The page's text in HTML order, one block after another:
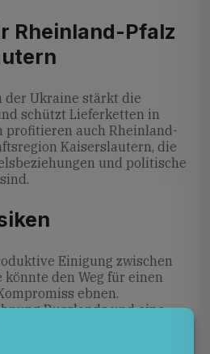
Rheinland-Pfalz
Ukraine stärkt die
schützt Lieferketten in
profitieren auch Rheinland-
Kaiserslautern, die
und politische
Einigung zwischen
könnte den Weg für einen
ebnen.
Russlands und eine
aus den USA unter einer
könnten den Prozess